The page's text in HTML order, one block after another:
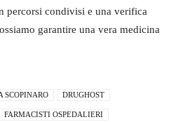
percorsi condivisi e una verifica
garantire una vera medicina
SCOPINARO DRUGHOST
FARMACISTI OSPEDALIERI